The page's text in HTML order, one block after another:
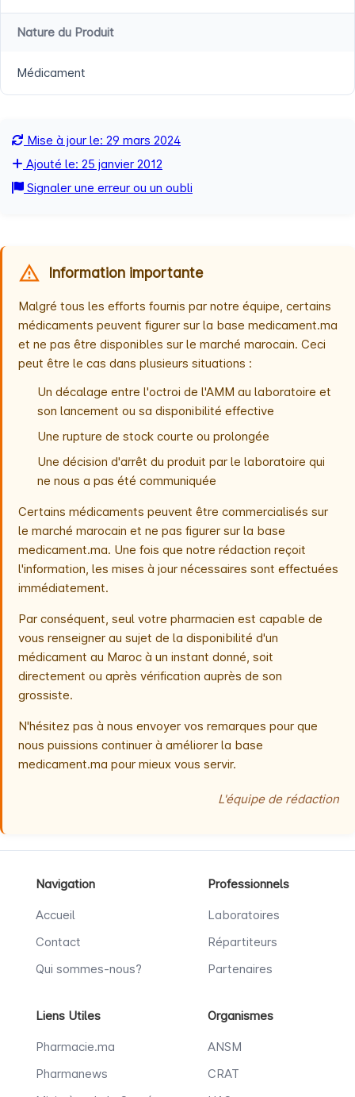
Nature du Produit
Médicament
Mise à jour le: 29 mars 2024
Ajouté le: 25 janvier 2012
Signaler une erreur ou un oubli
Information importante
Malgré tous les efforts fournis par notre équipe, certains
médicaments peuvent figurer sur la base medicament.ma
et ne pas être disponibles sur le marché marocain. Ceci
peut être le cas dans plusieurs situations :
Un décalage entre l'octroi de l'AMM au laboratoire et
son lancement ou sa disponibilité effective
Une rupture de stock courte ou prolongée
Une décision d'arrêt du produit par le laboratoire qui
ne nous a pas été communiquée
Certains médicaments peuvent être commercialisés sur
le marché marocain et ne pas figurer sur la base
medicament.ma. Une fois que notre rédaction reçoit
l'information, les mises à jour nécessaires sont effectuées
immédiatement.
Par conséquent, seul votre pharmacien est capable de
vous renseigner au sujet de la disponibilité d'un
médicament au Maroc à un instant donné, soit
directement ou après vérification auprès de son
grossiste.
N'hésitez pas à nous envoyer vos remarques pour que
nous puissions continuer à améliorer la base
medicament.ma pour mieux vous servir.
L'équipe de rédaction
Navigation
Accueil
Contact
Qui sommes-nous?
Professionnels
Laboratoires
Répartiteurs
Partenaires
Liens Utiles
Pharmacie.ma
Pharmanews
Organismes
ANSM
CRAT